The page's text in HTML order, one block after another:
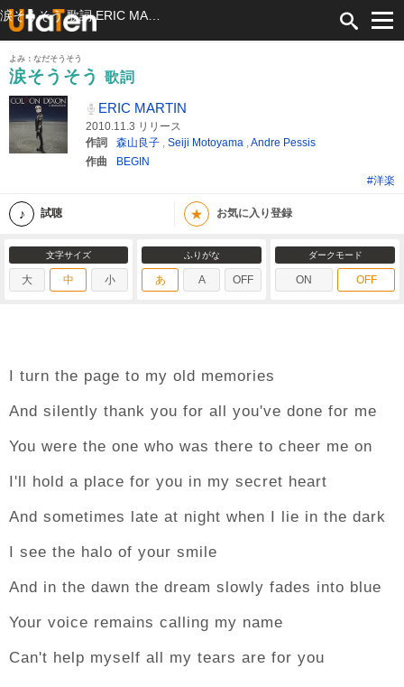
よみ：なだそうそう
涙そうそう
歌詞
ERIC MARTIN
2010.11.3 リリース
作詞
森山良子 , Seiji Motoyama ,Andre Pessis
作曲
BEGIN
#洋楽
試聴 ★ お気に入り登録
文字サイズ
大 中 小
ふりがな
あ A OFF
ダークモード
ON OFF
I turn the page to my old memories
And silently thank you for all you've done for me
You were the one who was there to cheer me on
I'll hold a place for you in my secret heart
And sometimes late at night when I lie in the dark
I see the halo of your smile
And in the dawn the dream slowly fades into blue
Your voice remains calling my name
Can't help myself all my tears are for you